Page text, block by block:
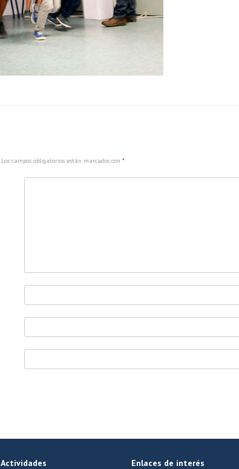
Los campos obligatorios están marcados con *
Actividades Enlaces de interés